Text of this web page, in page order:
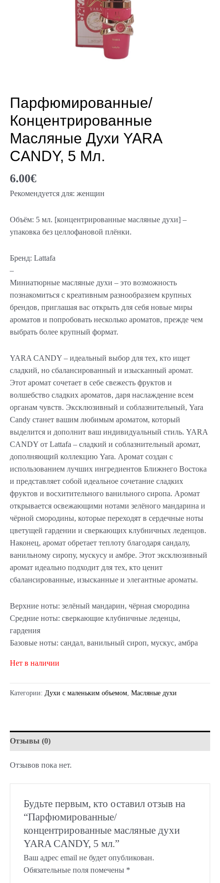
Парфюмированные/
Концентрированные
Масляные Духи YARA
CANDY, 5 Мл.
6.00€
Рекомендуется для: женщин
Объём: 5 мл. [концентрированные масляные духи] –
упаковка без целлофановой плёнки.
Бренд: Lattafa
–
Миниатюрные масляные духи – это возможность
познакомиться с креативным разнообразием крупных
брендов, приглашая вас открыть для себя новые миры
ароматов и попробовать несколько ароматов, прежде чем
выбрать более крупный формат.
YARA CANDY – идеальный выбор для тех, кто ищет
сладкий, но сбалансированный и изысканный аромат.
Этот аромат сочетает в себе свежесть фруктов и
волшебство сладких ароматов, даря наслаждение всем
органам чувств. Эксклюзивный и соблазнительный, Yara
Candy станет вашим любимым ароматом, который
выделится и дополнит ваш индивидуальный стиль. YARA
CANDY от Lattafa – сладкий и соблазнительный аромат,
дополняющий коллекцию Yara. Аромат создан с
использованием лучших ингредиентов Ближнего Востока
и представляет собой идеальное сочетание сладких
фруктов и восхитительного ванильного сиропа. Аромат
открывается освежающими нотами зелёного мандарина и
чёрной смородины, которые переходят в сердечные ноты
цветущей гардении и сверкающих клубничных леденцов.
Наконец, аромат обретает теплоту благодаря сандалу,
ванильному сиропу, мускусу и амбре. Этот эксклюзивный
аромат идеально подходит для тех, кто ценит
сбалансированные, изысканные и элегантные ароматы.
Верхние ноты: зелёный мандарин, чёрная смородина
Средние ноты: сверкающие клубничные леденцы,
гардения
Базовые ноты: сандал, ванильный сироп, мускус, амбра
Нет в наличии
Категории: Духи с маленьким объемом Масляные духи
Отзывы (0)
Отзывов пока нет.
Будьте первым, кто оставил отзыв на
“Парфюмированные/
концентрированные масляные духи
YARA CANDY, 5 мл.”
Ваш адрес email не будет опубликован.
Обязательные поля помечены *